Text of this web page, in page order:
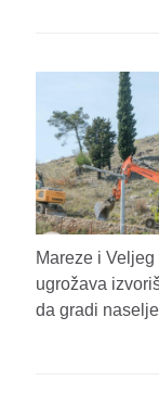
Mareze i
ugrožava
da gradi naselje